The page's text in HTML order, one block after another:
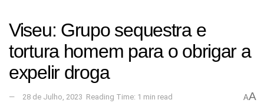
Viseu: Grupo sequestra e
tortura homem para o obrigar a
expelir droga
28 de Julho, 2023 Reading Time: 1 min read AA